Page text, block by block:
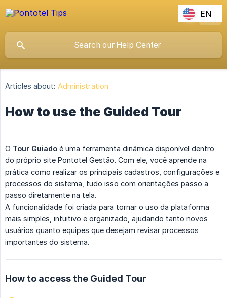
Articles about: Administration
How to use the Guided Tour
O Tour Guiado é uma ferramenta dinâmica disponível dentro
do próprio site Pontotel Gestão. Com ele, você aprende na
prática como realizar os principais cadastros, configurações e
processos do sistema, tudo isso com orientações passo a
passo diretamente na tela.
A funcionalidade foi criada para tornar o uso da plataforma
mais simples, intuitivo e organizado, ajudando tanto novos
usuários quanto equipes que desejam revisar processos
importantes do sistema.
How to access the Guided Tour
EN